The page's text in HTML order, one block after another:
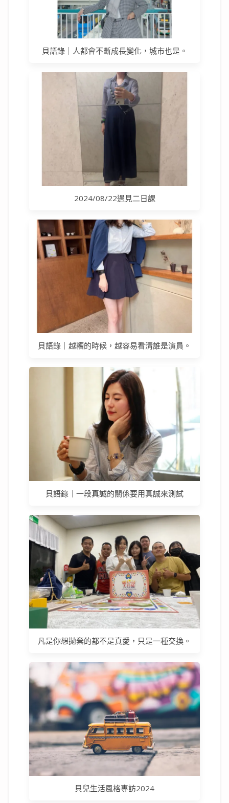
貝語錄｜人都會不斷成長變化，城市也是。
2024/08/22遇見二日課
貝語錄｜越糟的時候，越容易看清誰是演員。
貝語錄｜一段真誠的關係要用真誠來測試
凡是你想拋棄的都不是真愛，只是一種交換。
貝兒生活風格專訪2024